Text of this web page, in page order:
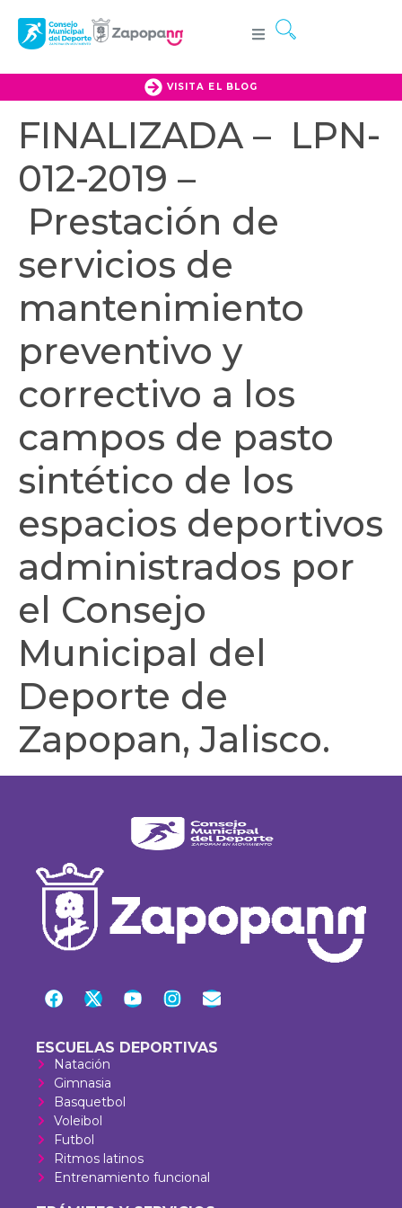
VISITA EL BLOG
FINALIZADA – LPN-
012-2019 –
Prestación de
servicios de
mantenimiento
preventivo y
correctivo a los
campos de pasto
sintético de los
espacios deportivos
administrados por
el Consejo
Municipal del
Deporte de
Zapopan, Jalisco.
ESCUELAS DEPORTIVAS
Natación
Gimnasia
Basquetbol
Voleibol
Futbol
Ritmos latinos
Entrenamiento funcional